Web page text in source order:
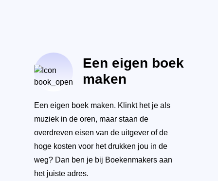
Een eigen boek
maken
Een eigen boek maken. Klinkt het je als
muziek in de oren, maar staan de
overdreven eisen van de uitgever of de
hoge kosten voor het drukken jou in de
weg? Dan ben je bij Boekenmakers aan
het juiste adres.